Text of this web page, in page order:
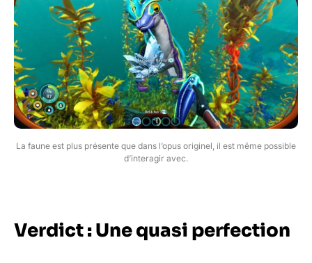
La faune est plus présente que dans l’opus originel, il est même possible
d’interagir avec.
Verdict : Une quasi perfection